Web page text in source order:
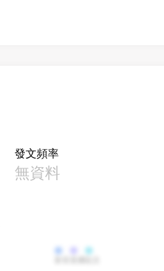
發文頻率
無資料